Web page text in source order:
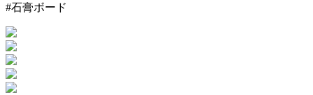
#石膏ボード